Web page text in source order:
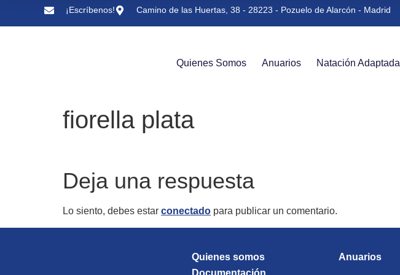
¡Escríbenos! Camino de las Huertas, 38 - 28223 - Pozuelo de Alarcón - Madrid
Quienes Somos Anuarios Natación Adaptada
fiorella plata
Deja una respuesta
Lo siento, debes estar conectado para publicar un comentario.
Quienes somos
Documentación
Anuarios